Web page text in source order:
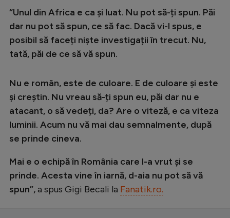
“Unul din Africa e ca și luat. Nu pot să-ți spun. Păi
dar nu pot să spun, ce să fac. Dacă vi-l spus, e
posibil să faceți niște investigații în trecut. Nu,
tată, păi de ce să vă spun.
Nu e român, este de culoare. E de culoare și este
și creștin. Nu vreau să-ți spun eu, păi dar nu e
atacant, o să vedeți, da? Are o viteză, e ca viteza
luminii. Acum nu vă mai dau semnalmente, după
se prinde cineva.
Mai e o echipă în România care l-a vrut și se
prinde. Acesta vine în iarnă, d-aia nu pot să vă
spun”,a spus Gigi Becali la Fanatik.ro.